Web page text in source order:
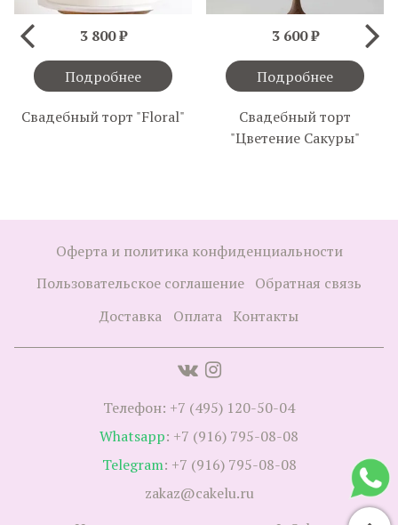
3 800 ₽
Подробнее
Свадебный торт "Floral"
3 600 ₽
Подробнее
Свадебный торт
"Цветение Сакуры"
Оферта и политика конфиденциальности
Пользовательское соглашение
Обратная связь
Доставка
Оплата Контакты
Телефон: +7 (495) 120-50-04
Whatsapp: +7 (916) 795-08-08
Telegram: +7 (916) 795-08-08
zakaz@cakelu.ru